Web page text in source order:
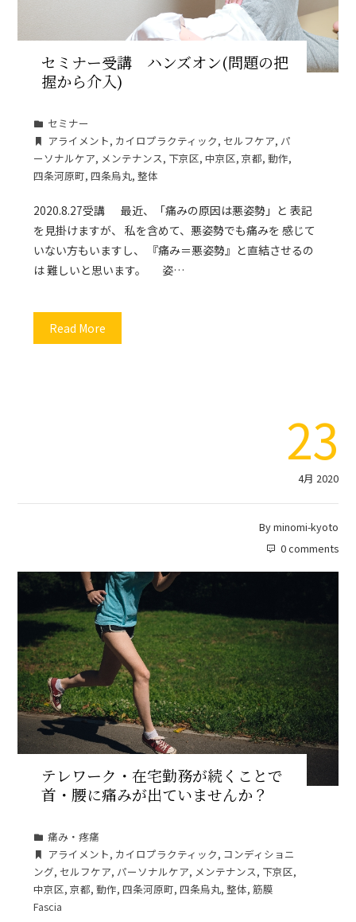
セミナー受講 ハンズオン(問題の把
握から介入)
セミナー
アライメント, カイロプラクティック, セルフケア, パ
ーソナルケア, メンテナンス, 下京区,中京区,京都,動作,
四条河原町,四条烏丸,整体
2020.8.27受講 最近、「痛みの原因は悪姿勢」と 表記
を見掛けますが、 私を含めて、悪姿勢でも痛みを 感じて
いない方もいますし、 『痛み＝悪姿勢』と直結させるの
は 難しいと思います。 姿…
Read More
23
4月 2020
Byminomi-kyoto
0 comments
テレワーク・在宅勤務が続くことで
首・腰に痛みが出ていませんか？
痛み・疼痛
アライメント, カイロプラクティック, コンディショニ
ング, セルフケア, パーソナルケア, メンテナンス, 下京区,
中京区,京都,動作,四条河原町,四条烏丸,整体,筋膜
Fascia